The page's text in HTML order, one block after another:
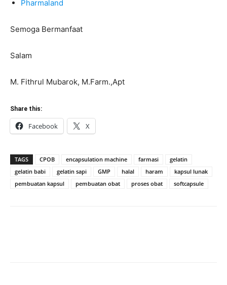
Pharmaland
Semoga Bermanfaat
Salam
M. Fithrul Mubarok, M.Farm.,Apt
Share this:
Facebook X
TAGS CPOB encapsulation machine farmasi
gelatin
gelatin babi
gelatin sapi GMP halal haram
kapsul lunak
pembuatan kapsul
pembuatan obat proses obat softcapsule